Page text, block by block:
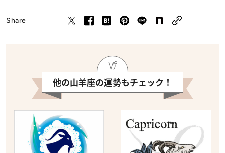
Share
他の山羊座の運勢もチェック！